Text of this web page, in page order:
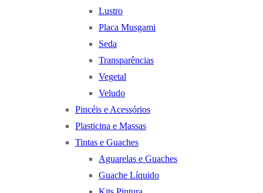
Lustro
Placa Musgami
Seda
Transparências
Vegetal
Veludo
Pincéis e Acessórios
Plasticina e Massas
Tintas e Guaches
Aguarelas e Guaches
Guache Líquido